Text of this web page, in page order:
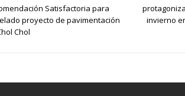
Satisfactoria para
proyecto de pavimentación
Chol
invierno